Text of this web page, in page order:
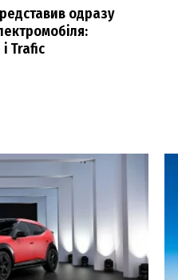
одразу
Trafic